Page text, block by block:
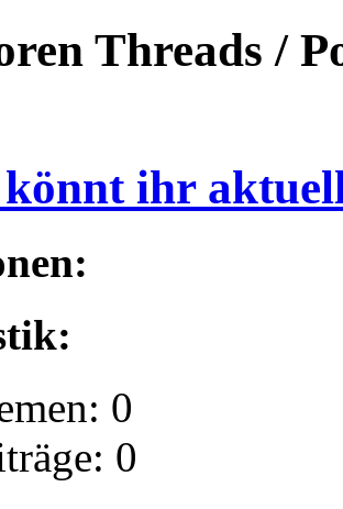
Threads /
ihr
0
0